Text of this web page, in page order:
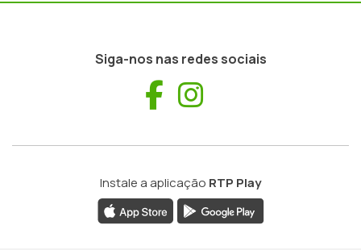
Siga-nos nas redes sociais
Facebook
Instale a aplicação RTP Play